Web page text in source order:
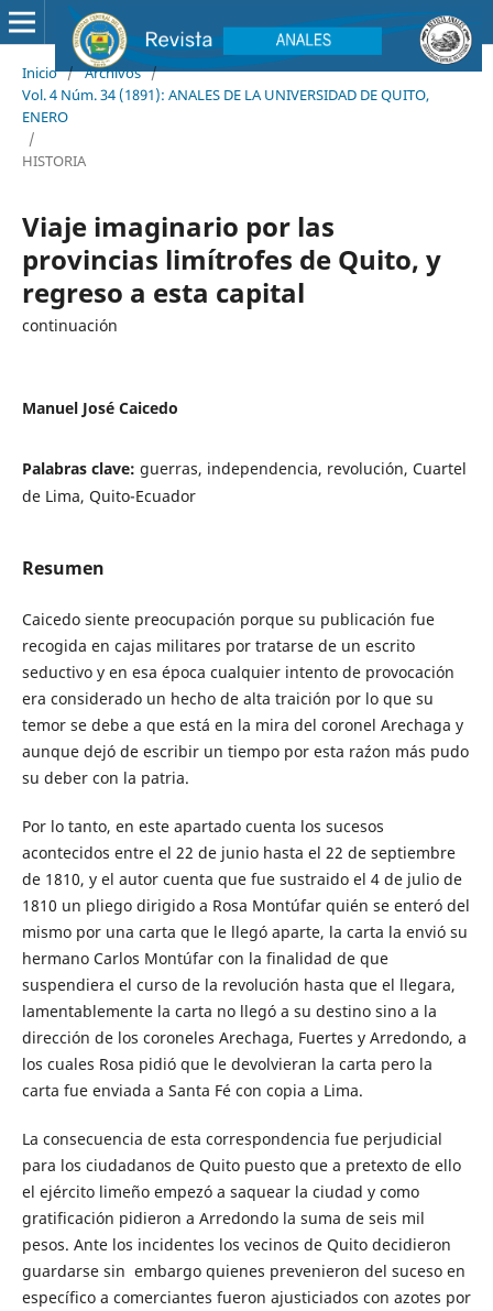
Inicio / Archivos /
Vol. 4 Núm. 34 (1891): ANALES DE LA UNIVERSIDAD DE QUITO,
ENERO
/
HISTORIA
Viaje imaginario por las
provincias limítrofes de Quito, y
regreso a esta capital
continuación
Manuel José Caicedo
Palabras clave: guerras, independencia, revolución, Cuartel
de Lima, Quito-Ecuador
Resumen
Caicedo siente preocupación porque su publicación fue
recogida en cajas militares por tratarse de un escrito
seductivo y en esa época cualquier intento de provocación
era considerado un hecho de alta traición por lo que su
temor se debe a que está en la mira del coronel Arechaga y
aunque dejó de escribir un tiempo por esta ra´zon más pudo
su deber con la patria.
Por lo tanto, en este apartado cuenta los sucesos
acontecidos entre el 22 de junio hasta el 22 de septiembre
de 1810, y el autor cuenta que fue sustraido el 4 de julio de
1810 un pliego dirigido a Rosa Montúfar quién se enteró del
mismo por una carta que le llegó aparte, la carta la envió su
hermano Carlos Montúfar con la finalidad de que
suspendiera el curso de la revolución hasta que el llegara,
lamentablemente la carta no llegó a su destino sino a la
dirección de los coroneles Arechaga, Fuertes y Arredondo, a
los cuales Rosa pidió que le devolvieran la carta pero la
carta fue enviada a Santa Fé con copia a Lima.
La consecuencia de esta correspondencia fue perjudicial
para los ciudadanos de Quito puesto que a pretexto de ello
el ejército limeño empezó a saquear la ciudad y como
gratificación pidieron a Arredondo la suma de seis mil
pesos. Ante los incidentes los vecinos de Quito decidieron
guardarse sin embargo quienes prevenieron del suceso en
específico a comerciantes fueron ajusticiados con azotes por